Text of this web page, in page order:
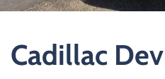
Cadillac